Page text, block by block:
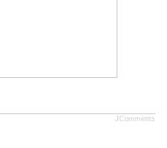
JComments